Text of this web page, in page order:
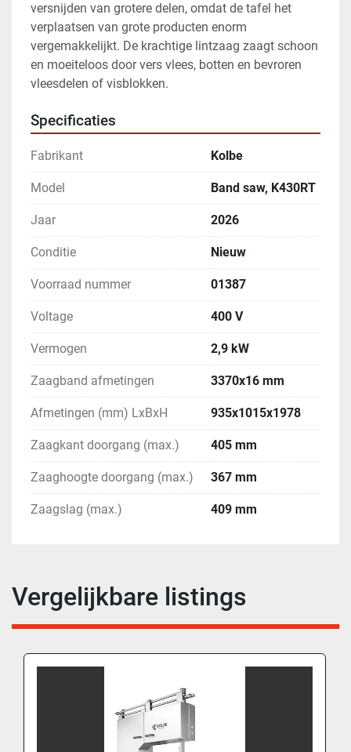
versnijden van grotere delen, omdat de tafel het
verplaatsen van grote producten enorm
vergemakkelijkt. De krachtige lintzaag zaagt schoon
en moeiteloos door vers vlees, botten en bevroren
vleesdelen of visblokken.
Specificaties
Fabrikant Kolbe
Model Band saw, K430RT
Jaar 2026
Conditie Nieuw
Voorraad nummer 01387
Voltage 400 V
Vermogen 2,9 kW
Zaagband afmetingen 3370x16 mm
Afmetingen (mm) LxBxH 935x1015x1978
Zaagkant doorgang (max.) 405 mm
Zaaghoogte doorgang (max.) 367 mm
Zaagslag (max.) 409 mm
Vergelijkbare listings